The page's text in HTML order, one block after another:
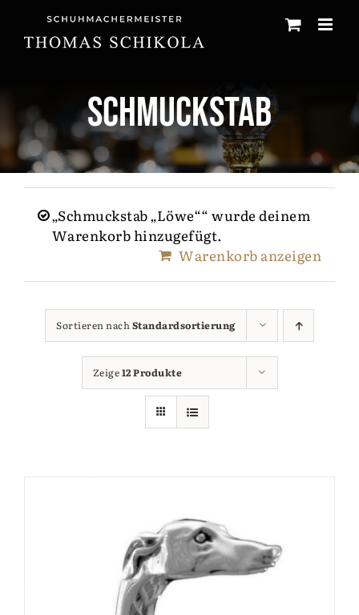
springen
Schmuckstab
„Schmuckstab „Löwe““ wurde deinem
Warenkorb hinzugefügt.
Warenkorb anzeigen
Sortieren nachStandardsortierung
Zeige12 Produkte